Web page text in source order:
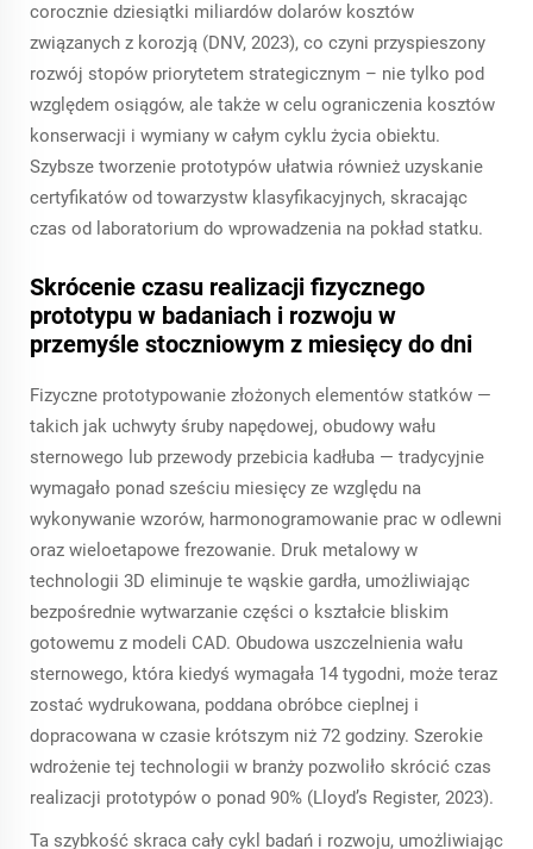
corocznie dziesiątki miliardów dolarów kosztów
związanych z korozją (DNV, 2023), co czyni przyspieszony
rozwój stopów priorytetem strategicznym – nie tylko pod
względem osiągów, ale także w celu ograniczenia kosztów
konserwacji i wymiany w całym cyklu życia obiektu.
Szybsze tworzenie prototypów ułatwia również uzyskanie
certyfikatów od towarzystw klasyfikacyjnych, skracając
czas od laboratorium do wprowadzenia na pokład statku.
Skrócenie czasu realizacji fizycznego
prototypu w badaniach i rozwoju w
przemyśle stoczniowym z miesięcy do dni
Fizyczne prototypowanie złożonych elementów statków —
takich jak uchwyty śruby napędowej, obudowy wału
sternowego lub przewody przebicia kadłuba — tradycyjnie
wymagało ponad sześciu miesięcy ze względu na
wykonywanie wzorów, harmonogramowanie prac w odlewni
oraz wieloetapowe frezowanie. Druk metalowy w
technologii 3D eliminuje te wąskie gardła, umożliwiając
bezpośrednie wytwarzanie części o kształcie bliskim
gotowemu z modeli CAD. Obudowa uszczelnienia wału
sternowego, która kiedyś wymagała 14 tygodni, może teraz
zostać wydrukowana, poddana obróbce cieplnej i
dopracowana w czasie krótszym niż 72 godziny. Szerokie
wdrożenie tej technologii w branży pozwoliło skrócić czas
realizacji prototypów o ponad 90% (Lloyd’s Register, 2023).
Ta szybkość skraca cały cykl badań i rozwoju, umożliwiając